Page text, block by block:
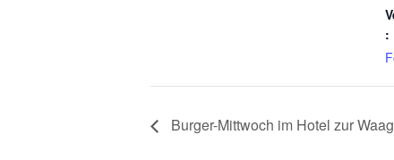
:
Burger-Mittwoch im Hotel zur